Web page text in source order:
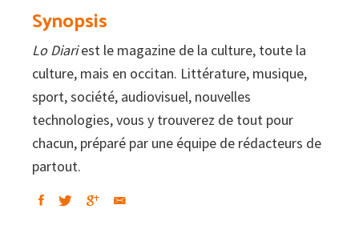
en
occitan
#61
–
Novèls
territòris
numerics
quantity
Synopsis
Lo Diariest le magazine de la culture, toute la
culture, mais en occitan. Littérature, musique,
sport, société, audiovisuel, nouvelles
technologies, vous y trouverez de tout pour
chacun, préparé par une équipe de rédacteurs de
partout.